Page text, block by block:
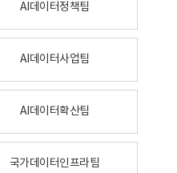
AI데이터정책팀
AI데이터사업팀
AI데이터확산팀
국가데이터인프라팀